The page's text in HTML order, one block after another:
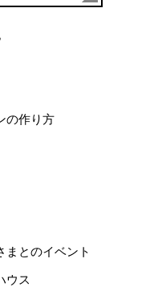
の作り方
まとのイベント
ウス